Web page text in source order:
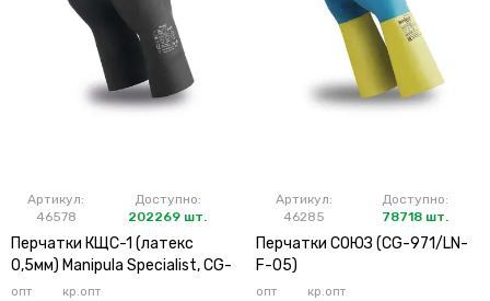
Артикул:
46578
Доступно:
202269 шт.
Перчатки КЩС-1 (латекс
0,5мм) Manipula Specialist, CG-
942
опт кр.опт
Артикул:
46285
Доступно:
78718 шт.
Перчатки СОЮЗ (CG-971/LN-
F-05)
опт кр.опт